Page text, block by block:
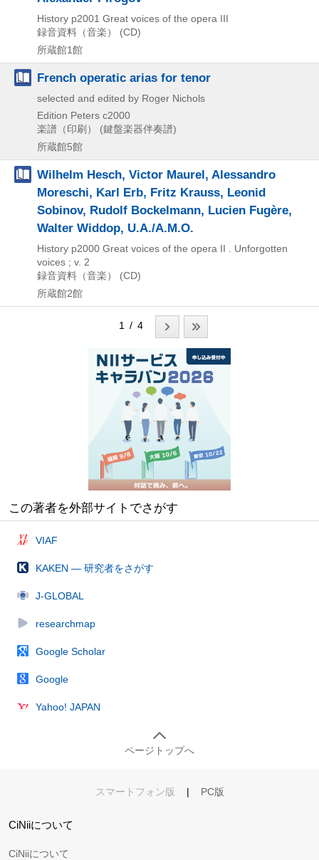
History p2001 Great voices of the opera III
録音資料（音楽） (CD)
所蔵館1館
French operatic arias for tenor
selected and edited by Roger Nichols
Edition Peters c2000
楽譜（印刷） (鍵盤楽器伴奏譜)
所蔵館5館
Wilhelm Hesch, Victor Maurel, Alessandro
Moreschi, Karl Erb, Fritz Krauss, Leonid
Sobinov, Rudolf Bockelmann, Lucien Fugère,
Walter Widdop, U.A./A.M.O.
History p2000 Great voices of the opera II . Unforgotten
voices ; v. 2
録音資料（音楽） (CD)
所蔵館2館
1 / 4
この著者を外部サイトでさがす
VIAF
KAKEN — 研究者をさがす
J-GLOBAL
researchmap
Google Scholar
Google
Yahoo! JAPAN
ページトップへ
スマートフォン版 | PC版
CiNiiについて
CiNiiについて